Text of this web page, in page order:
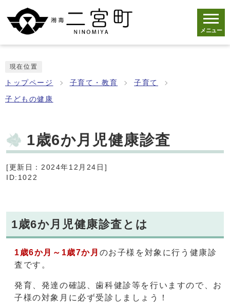
メニュー
現在位置
トップページ 子育て・教育 子育て
子どもの健康
1歳6か月児健康診査
[更新日：2024年12月24日]
ID:1022
1歳6か月児健康診査とは
1歳6か月～1歳7か月 のお子様を対象に行う健康診
査です。
発育、発達の確認、歯科健診等を行いますので、お
子様の対象月に必ず受診しましょう！